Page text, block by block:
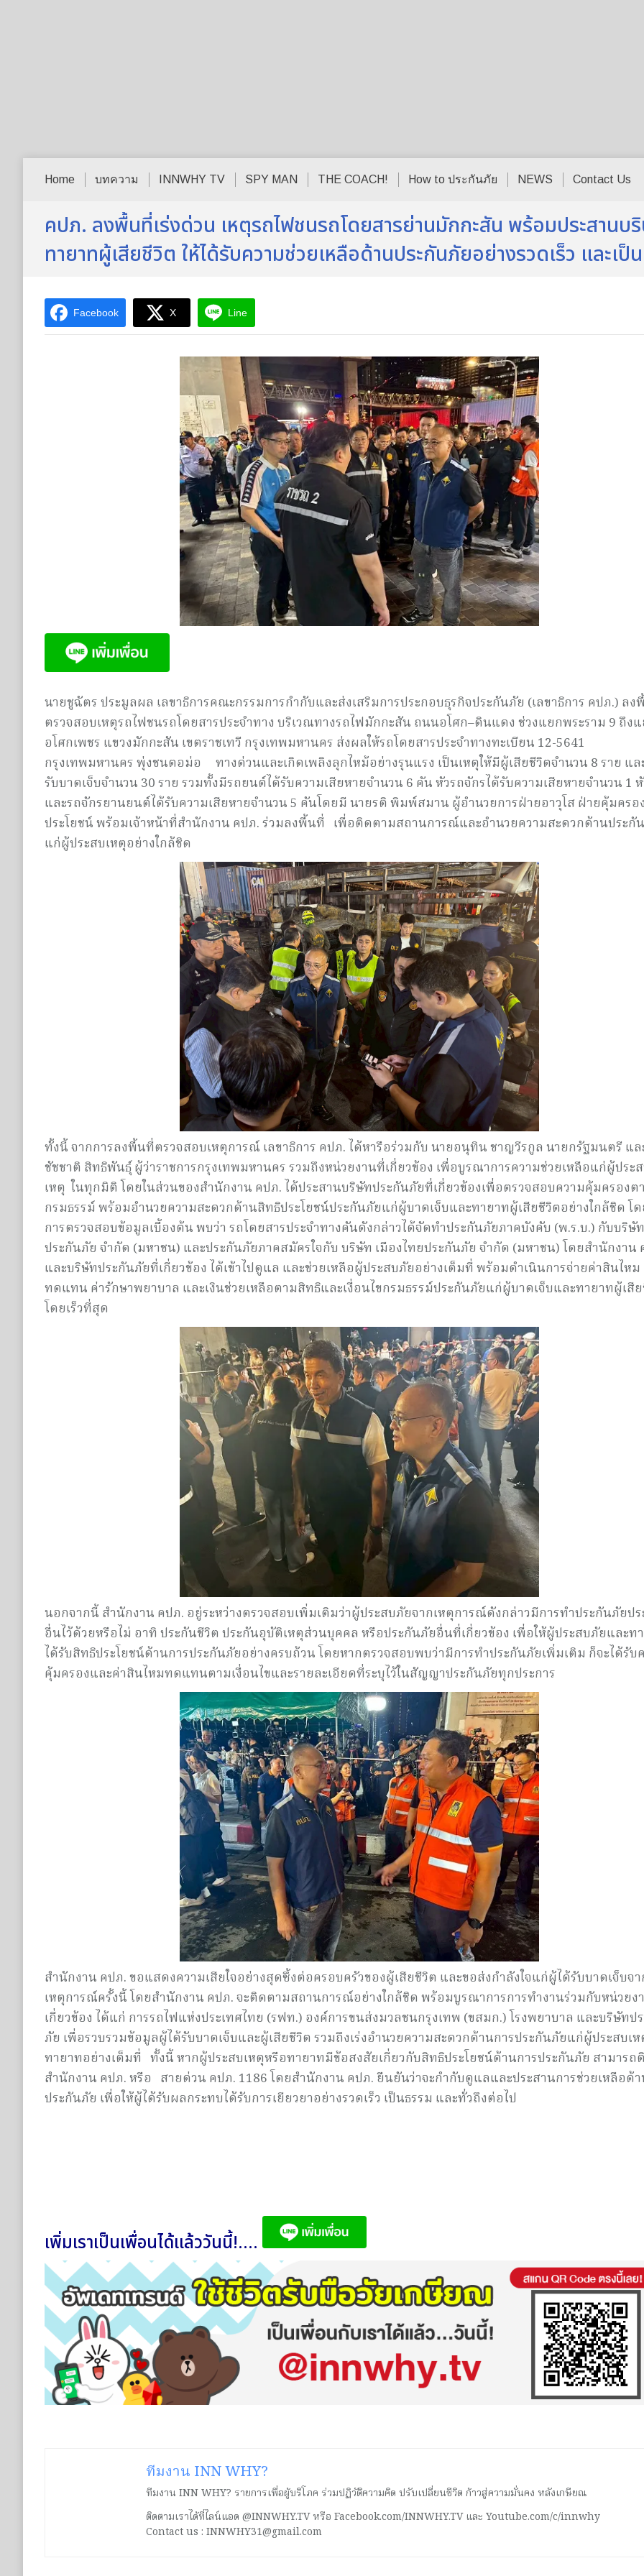
Home บทความ INNWHY TV SPY MAN THE COACH! How to ประกันภัย NEWS Contact Us
คปภ. ลงพื้นที่เร่งด่วน เหตุรถไฟชนรถโดยสารย่านมักกะสัน พร้อมประสานบ
ทายาทผู้เสียชีวิต ให้ได้รับความช่วยเหลือด้านประกันภัยอย่างรวดเร็ว และเป็
Facebook X Line
นายชูฉัตร ประมูลผล เลขาธิการคณะกรรมการกำกับและส่งเสริมการประกอบธุรกิจประกันภัย (เลขาธิการ คปภ.) ล
ตรวจสอบเหตุรถไฟชนรถโดยสารประจำทาง บริเวณทางรถไฟมักกะสัน ถนนอโศก–ดินแดง ช่วงแยกพระราม 9 ถึง
อโศกเพชร แขวงมักกะสัน เขตราชเทวี กรุงเทพมหานคร ส่งผลให้รถโดยสารประจำทางทะเบียน 12-5641
กรุงเทพมหานคร พุ่งชนตอม่อ ทางด่วนและเกิดเพลิงลุกไหม้อย่างรุนแรง เป็นเหตุให้มีผู้เสียชีวิตจำนวน 8 ราย แล
รับบาดเจ็บจำนวน 30 ราย รวมทั้งมีรถยนต์ได้รับความเสียหายจำนวน 6 คัน หัวรถจักรได้รับความเสียหายจำนวน 1
และรถจักรยานยนต์ได้รับความเสียหายจำนวน 5 คันโดยมี นายรติ พิมพ์สมาน ผู้อำนวยการฝ่ายอาวุโส ฝ่ายคุ้มครอ
ประโยชน์ พร้อมเจ้าหน้าที่สำนักงาน คปภ. ร่วมลงพื้นที่ เพื่อติดตามสถานการณ์และอำนวยความสะดวกด้านประกั
แก่ผู้ประสบเหตุอย่างใกล้ชิด
ทั้งนี้ จากการลงพื้นที่ตรวจสอบเหตุการณ์ เลขาธิการ คปภ. ได้หารือร่วมกับ นายอนุทิน ชาญวีรกูล นายกรัฐมนตรี แล
ชัชชาติ สิทธิพันธุ์ ผู้ว่าราชการกรุงเทพมหานคร รวมถึงหน่วยงานที่เกี่ยวข้อง เพื่อบูรณาการความช่วยเหลือแก่ผู้ประ
เหตุ ในทุกมิติ โดยในส่วนของสำนักงาน คปภ. ได้ประสานบริษัทประกันภัยที่เกี่ยวข้องเพื่อตรวจสอบความคุ้มครองต
กรมธรรม์ พร้อมอำนวยความสะดวกด้านสิทธิประโยชน์ประกันภัยแก่ผู้บาดเจ็บและทายาทผู้เสียชีวิตอย่างใกล้ชิด โ
การตรวจสอบข้อมูลเบื้องต้น พบว่า รถโดยสารประจำทางคันดังกล่าวได้จัดทำประกันภัยภาคบังคับ (พ.ร.บ.) กับบริ
ประกันภัย จำกัด (มหาชน) และประกันภัยภาคสมัครใจกับ บริษัท เมืองไทยประกันภัย จำกัด (มหาชน) โดยสำนักงาน
และบริษัทประกันภัยที่เกี่ยวข้อง ได้เข้าไปดูแล และช่วยเหลือผู้ประสบภัยอย่างเต็มที่ พร้อมดำเนินการจ่ายค่าสินไหม
ทดแทน ค่ารักษาพยาบาล และเงินช่วยเหลือตามสิทธิและเงื่อนไขกรมธรรม์ประกันภัยแก่ผู้บาดเจ็บและทายาทผู้เสี
โดยเร็วที่สุด
นอกจากนี้ สำนักงาน คปภ. อยู่ระหว่างตรวจสอบเพิ่มเติมว่าผู้ประสบภัยจากเหตุการณ์ดังกล่าวมีการทำประกันภัยปร
อื่นไว้ด้วยหรือไม่ อาทิ ประกันชีวิต ประกันอุบัติเหตุส่วนบุคคล หรือประกันภัยอื่นที่เกี่ยวข้อง เพื่อให้ผู้ประสบภัยและท
ได้รับสิทธิประโยชน์ด้านการประกันภัยอย่างครบถ้วน โดยหากตรวจสอบพบว่ามีการทำประกันภัยเพิ่มเติม ก็จะได้รับ
คุ้มครองและค่าสินไหมทดแทนตามเงื่อนไขและรายละเอียดที่ระบุไว้ในสัญญาประกันภัยทุกประการ
สำนักงาน คปภ. ขอแสดงความเสียใจอย่างสุดซึ้งต่อครอบครัวของผู้เสียชีวิต และขอส่งกำลังใจแก่ผู้ได้รับบาดเจ็บจ
เหตุการณ์ครั้งนี้ โดยสำนักงาน คปภ. จะติดตามสถานการณ์อย่างใกล้ชิด พร้อมบูรณาการการทำงานร่วมกับหน่วยง
เกี่ยวข้อง ได้แก่ การรถไฟแห่งประเทศไทย (รฟท.) องค์การขนส่งมวลชนกรุงเทพ (ขสมก.) โรงพยาบาล และบริษัทป
ภัย เพื่อรวบรวมข้อมูลผู้ได้รับบาดเจ็บและผู้เสียชีวิต รวมถึงเร่งอำนวยความสะดวกด้านการประกันภัยแก่ผู้ประสบเ
ทายาทอย่างเต็มที่ ทั้งนี้ หากผู้ประสบเหตุหรือทายาทมีข้อสงสัยเกี่ยวกับสิทธิประโยชน์ด้านการประกันภัย สามาร
สำนักงาน คปภ. หรือ สายด่วน คปภ. 1186 โดยสำนักงาน คปภ. ยืนยันว่าจะกำกับดูแลและประสานการช่วยเหลือด้
ประกันภัย เพื่อให้ผู้ได้รับผลกระทบได้รับการเยียวยาอย่างรวดเร็ว เป็นธรรม และทั่วถึงต่อไป
เพิ่มเราเป็นเพื่อนได้แล้ววันนี้!....
ทีมงาน INN WHY?
ทีมงาน INN WHY? รายการเพื่อผู้บริโภค ร่วมปฏิวัติความคิด ปรับเปลี่ยนชีวิต ก้าวสู่ความมั่นคง หลังเกษียณ
ติดตามเราได้ที่ไลน์แอด @INNWHY.TV หรือ Facebook.com/INNWHY.TV และ Youtube.com/c/innwhy
Contact us : INNWHY31@gmail.com